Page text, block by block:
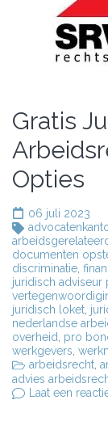
Gratis
Opties
06 juli 2023
documenten
discriminatie
juridisch adviseur
juridisch loket
nederlandse
overheid
pro
werkgevers
arbeidsrecht
advies
Laat een